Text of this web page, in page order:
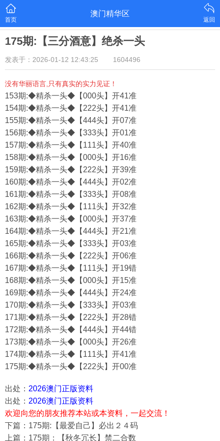
首页
澳门精华区
返回
175期:【三分酒意】绝杀一头
发表于：2026-01-12 12:43:25 1604496
没有华丽语言,只有真实的实力见证！
153期:◆精杀一头◆【000头】开41准
154期:◆精杀一头◆【222头】开41准
155期:◆精杀一头◆【444头】开07准
156期:◆精杀一头◆【333头】开01准
157期:◆精杀一头◆【111头】开40准
158期:◆精杀一头◆【000头】开16准
159期:◆精杀一头◆【222头】开39准
160期:◆精杀一头◆【444头】开02准
161期:◆精杀一头◆【333头】开08准
162期:◆精杀一头◆【111头】开32准
163期:◆精杀一头◆【000头】开37准
164期:◆精杀一头◆【444头】开21准
165期:◆精杀一头◆【333头】开03准
166期:◆精杀一头◆【222头】开06准
167期:◆精杀一头◆【111头】开19错
168期:◆精杀一头◆【000头】开15准
169期:◆精杀一头◆【444头】开24准
170期:◆精杀一头◆【333头】开03准
171期:◆精杀一头◆【222头】开28错
172期:◆精杀一头◆【444头】开44错
173期:◆精杀一头◆【000头】开26准
174期:◆精杀一头◆【111头】开41准
175期:◆精杀一头◆【222头】开00准
出处： 2026澳门正版资料
出处： 2026澳门正版资料
欢迎向您的朋友推荐本站或本资料，一起交流！
下篇：175期:【最爱自己】必出２４码
上篇：175期：【秋冬冗长】禁二合数